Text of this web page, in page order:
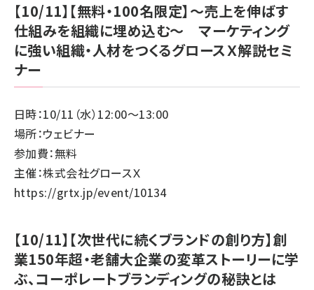
【10/11】【無料・100名限定】～売上を伸ばす
仕組みを組織に埋め込む～ マーケティング
に強い組織・人材をつくるグロースＸ解説セミ
ナー
日時：10/11（水）12:00～13:00
場所：ウェビナー
参加費：無料
主催：株式会社グロースＸ
https://grtx.jp/event/10134
【10/11】【次世代に続くブランドの創り方】創
業150年超・老舗大企業の変革ストーリーに学
ぶ、コーポレートブランディングの秘訣とは